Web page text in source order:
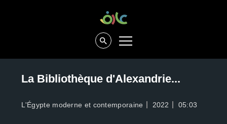
La Bibliothèque d'Alexandrie...
L'Égypte moderne et contemporaine 2022 05:03